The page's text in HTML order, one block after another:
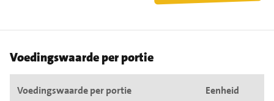
Voedingswaarde per portie
Voedingswaarde per portie Eenheid